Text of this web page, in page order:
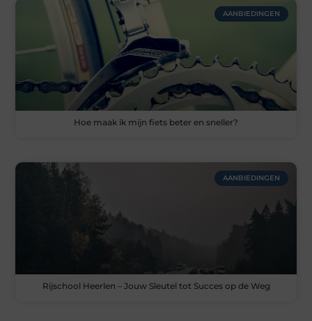
AANBIEDINGEN
Hoe maak ik mijn fiets beter en sneller?
AANBIEDINGEN
Rijschool Heerlen – Jouw Sleutel tot Succes op de Weg